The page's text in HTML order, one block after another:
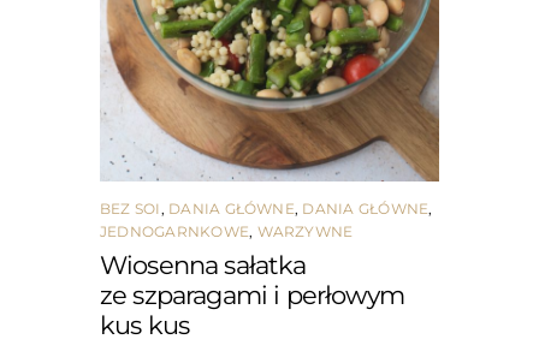
BEZ SOI , DANIA GŁÓWNE, DANIA GŁÓWNE,
JEDNOGARNKOWE, WARZYWNE
Wiosenna sałatka
ze szparagami i perłowym
kus kus